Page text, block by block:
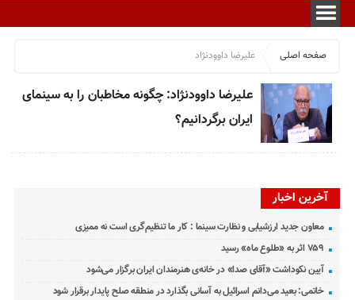
صفحه اصلی علیرضا داوودنژاد
علیرضا داوودنژاد: چگونه مخاطبان را به سینمای
ایران برگردانیم؟
آخرین اخبار
معاون جدید ارزشیابی و نظارت سینما : کار ما تنظیم‌گری است نه ممیزی
۷۵۹ اثر به «طلوع ماه» رسید
آیین نکوداشت «آقای صدا» در خانه‌ی هنرمندان ایران برگزار می‌شود
خاتمی: بعید می‌دانم اسرائیل به آسانی بگذارد در منطقه صلح پایدار برقرار شود